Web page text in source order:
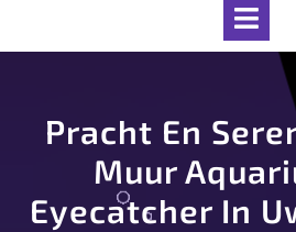
Pracht En
Muur
Eyecatcher In